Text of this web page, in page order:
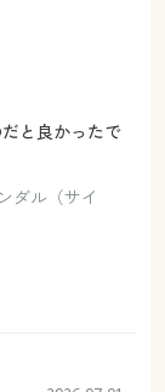
と良かったで
ダル（サイ